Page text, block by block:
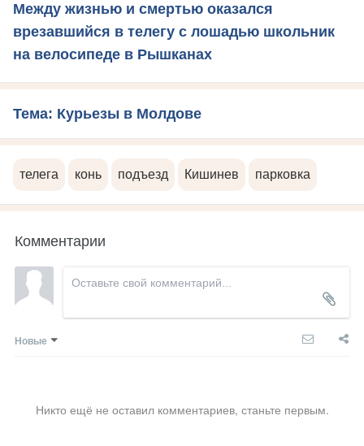
Между жизнью и смертью оказался
врезавшийся в телегу с лошадью школьник
на велосипеде в Рышканах
Тема: Курьезы в Молдове
телега конь подъезд Кишинев парковка
Комментарии
Новые
Никто ещё не оставил комментариев, станьте первым.